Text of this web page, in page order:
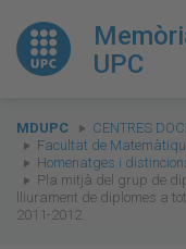
UPC
You
are
here:
MDUPC
CENTRES
Facultat de
Homenatges i
Pla mitjà del grup de
lliurament de diplomes a
2011-2012